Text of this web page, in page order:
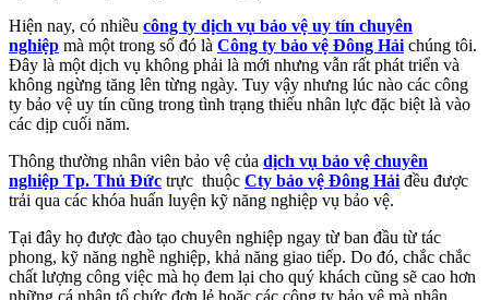
Hiện nay, có nhiều công ty dịch vụ bảo vệ uy tín chuyên
nghiệp mà một trong số đó là Công ty bảo vệ Đông Hảichúng tôi.
Đây là một dịch vụ không phải là mới nhưng vẫn rất phát triển và
không ngừng tăng lên từng ngày. Tuy vậy nhưng lúc nào các công
ty bảo vệ uy tín cũng trong tình trạng thiếu nhân lực đặc biệt là vào
các dịp cuối năm.
Thông thường nhân viên bảo vệ của dịch vụ bảo vệ chuyên
nghiệp Tp. Thủ Đức trực thuộc Cty bảo vệ Đông Hảiđều được
trải qua các khóa huấn luyện kỹ năng nghiệp vụ bảo vệ.
Tại đây họ được đào tạo chuyên nghiệp ngay từ ban đầu từ tác
phong, kỹ năng nghề nghiệp, khả năng giao tiếp. Do đó, chắc chắc
chất lượng công việc mà họ đem lại cho quý khách cũng sẽ cao hơn